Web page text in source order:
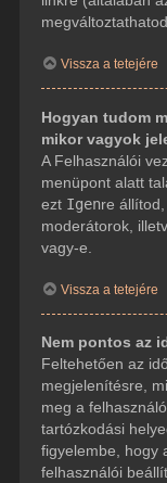
Vissza a tetejére
Hogyan tudom
mikor vagyok
A Felhasználói
menüpont alatt
ezt Igenre
moderátorok,
vagy-e.
Vissza a tetejére
Nem pontos az
Feltehetően az
megjelenítésre,
meg a
tartózkodási
figyelembe, hogy
felhasználói